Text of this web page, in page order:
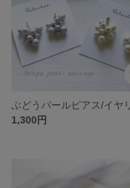
ぶどうパールピアス/イヤ
1,300円